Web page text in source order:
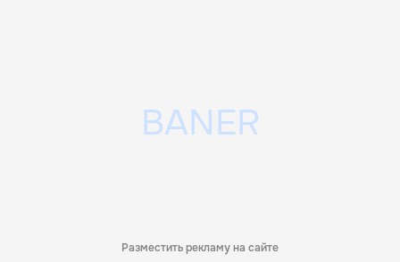
Разместить рекламу на сайте